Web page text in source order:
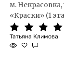
м.
«Краски» (1
Татьяна Климова